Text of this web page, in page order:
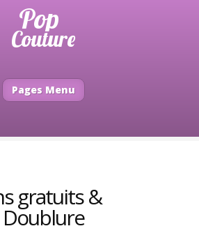
Pages Menu
gratuits &